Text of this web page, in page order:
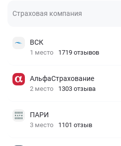
Страховая компания
ВСК
1 место 1719 отзывов
АльфаСтрахование
2 место 1303 отзыва
ПАРИ
3 место 1101 отзыв